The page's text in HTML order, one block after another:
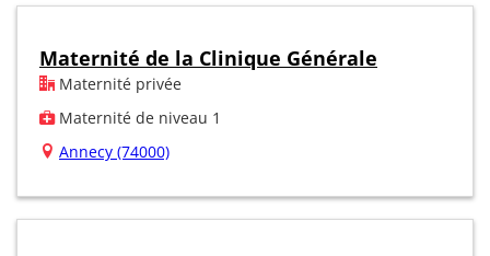
Maternité de la Clinique Générale
Maternité privée
Maternité de niveau 1
Annecy (74000)